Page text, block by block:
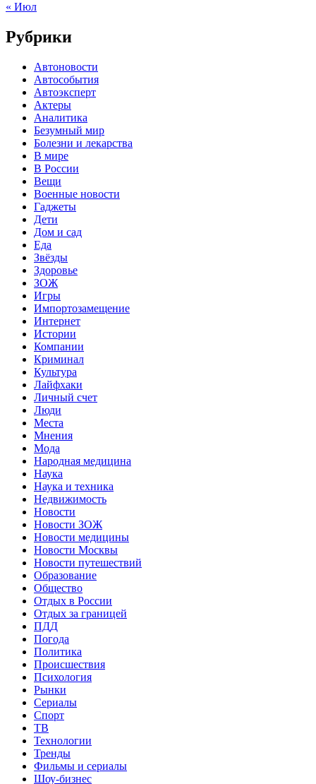
« Июл
Рубрики
Автоновости
Автособытия
Автоэксперт
Актеры
Аналитика
Безумный мир
Болезни и лекарства
В мире
В России
Вещи
Военные новости
Гаджеты
Дети
Дом и сад
Еда
Звёзды
Здоровье
ЗОЖ
Игры
Импортозамещение
Интернет
Истории
Компании
Криминал
Культура
Лайфхаки
Личный счет
Люди
Места
Мнения
Мода
Народная медицина
Наука
Наука и техника
Недвижимость
Новости
Новости ЗОЖ
Новости медицины
Новости Москвы
Новости путешествий
Образование
Общество
Отдых в России
Отдых за границей
ПДД
Погода
Политика
Происшествия
Психология
Рынки
Сериалы
Спорт
ТВ
Технологии
Тренды
Фильмы и сериалы
Шоу-бизнес